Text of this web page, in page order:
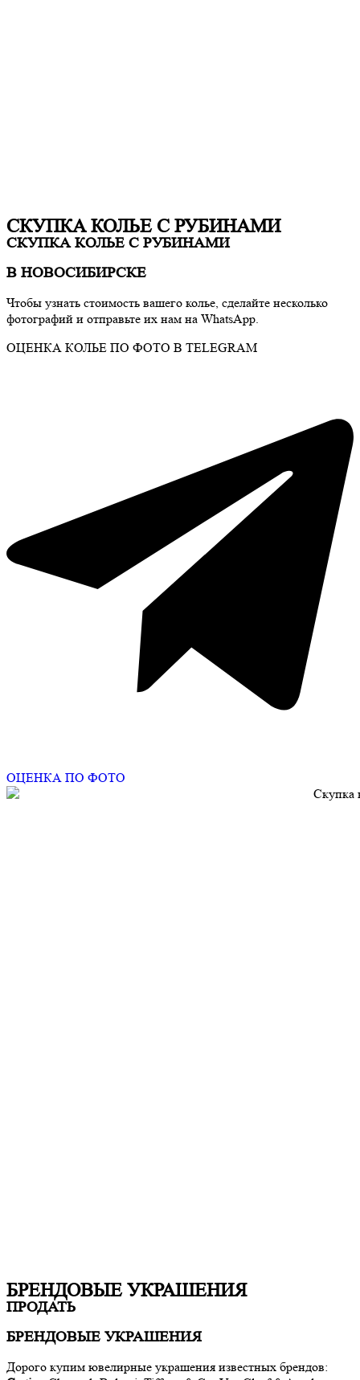
СКУПКА КОЛЬЕ С РУБИНАМИ
СКУПКА КОЛЬЕ С РУБИНАМИ
В НОВОСИБИРСКЕ
Чтобы узнать стоимость вашего колье, сделайте несколько
фотографий и отправьте их нам на WhatsApp.
ОЦЕНКА КОЛЬЕ ПО ФОТО В TELEGRAM
ОЦЕНКА ПО ФОТО
БРЕНДОВЫЕ УКРАШЕНИЯ
ПРОДАТЬ
БРЕНДОВЫЕ УКРАШЕНИЯ
Дорого купим ювелирные украшения известных брендов: